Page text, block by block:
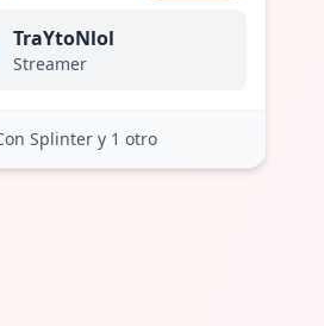
TraYtoNlol
Streamer
Splinter y 1 otro